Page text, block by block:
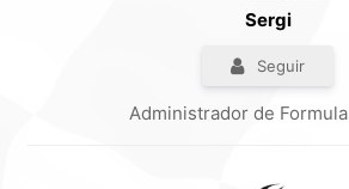
Sergi
Seguir
Administrador de